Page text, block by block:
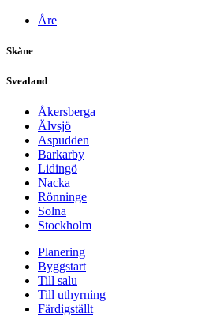
Åre
Skåne
Svealand
Åkersberga
Älvsjö
Aspudden
Barkarby
Lidingö
Nacka
Rönninge
Solna
Stockholm
Planering
Byggstart
Till salu
Till uthyrning
Färdigställt